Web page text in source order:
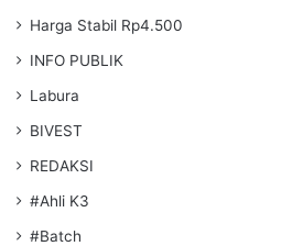
Harga Stabil Rp4.500
INFO PUBLIK
Labura
BIVEST
REDAKSI
#Ahli K3
#Batch